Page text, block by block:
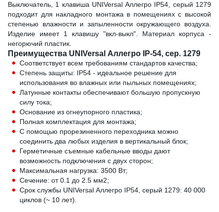
Выключатель, 1 клавиша UNIVersal Аллегро IP54, серый 1279
подходит для накладного монтажа в помещениях с высокой
степенью влажности и запыленности окружающего воздуха.
Изделие имеет 1 клавишу "вкл-выкл". Материал корпуса -
негорючий пластик.
Преимущества UNIVersal Аллегро IP-54, сер. 1279
Соответствует всем требованиям стандартов качества;
Степень защиты: IP54 - идеальное решение для
использования во влажных или пыльных помещениях;
Латунные контакты обеспечивают большую пропускную
силу тока;
Основание из огнеупорного пластика;
Полная комплектация для монтажа;
С помощью прорезиненного переходника можно
соединить два любых изделия в вертикальный блок;
Герметичные съемные кабельные вводы дают
возможность подключения с двух сторон;
Максимальная нагрузка: 3500 Вт;
Сечение: от 0.1 до 2.5 мм2;
Срок службы UNIVersal Аллегро IP54, серый 1279: 40 000
циклов (~ 10 лет).